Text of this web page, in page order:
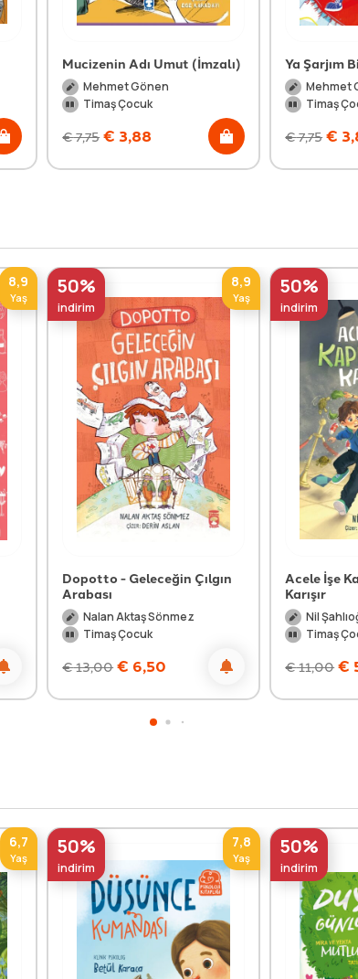
Mucizenin Adı Umut (İmzalı)
Mehmet Gönen
Timaş Çocuk
€7,75 € 3,88
Ya Şarjım
Mehmet
Timaş
€7,75 €
8,9
Yaş 50%
indirim
8,9
Yaş
Dopotto - Geleceğin Çılgın
Arabası
Nalan Aktaş Sönmez
Timaş Çocuk
€13,00 € 6,50
50%
indirim
Acele İşe
Karışır
Nil
Timaş
€11,00 €
6,7
Yaş 50%
indirim
7,8
Yaş 50%
indirim